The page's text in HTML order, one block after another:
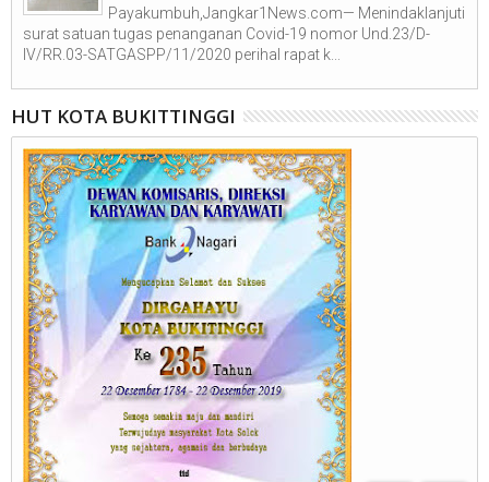
Payakumbuh,Jangkar1News.com— Menindaklanjuti
surat satuan tugas penanganan Covid-19 nomor Und.23/D-
IV/RR.03-SATGASPP/11/2020 perihal rapat k...
HUT KOTA BUKITTINGGI